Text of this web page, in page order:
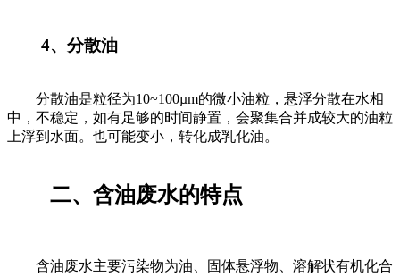
4、分散油
分散油是粒径为10~100µm的微小油粒，悬浮分散在水相
中，不稳定，如有足够的时间静置，会聚集合并成较大的油粒
上浮到水面。也可能变小，转化成乳化油。
二、含油废水的特点
含油废水主要污染物为油、固体悬浮物、溶解状有机化合